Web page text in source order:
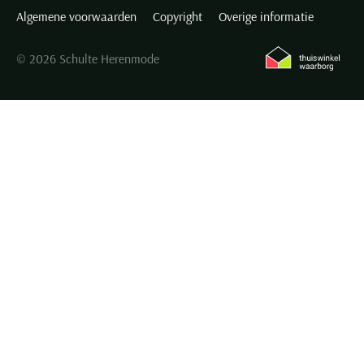
Algemene voorwaarden
Copyright Overige informatie
© 2026 Schulte Herenmode